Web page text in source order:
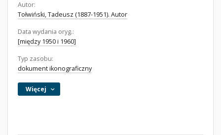
Autor:
Tołwiński, Tadeusz (1887-1951). Autor
Data wydania oryg.:
[między 1950 i 1960]
Typ zasobu:
dokument ikonograficzny
Więcej